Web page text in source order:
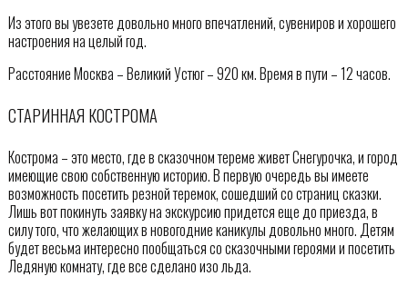
Из этого вы увезете довольно много впечатлений, сувениров и хорошего
настроения на целый год.
Расстояние Москва – Великий Устюг – 920 км. Время в пути – 12 часов.
СТАРИННАЯ КОСТРОМА
Кострома – это место, где в сказочном тереме живет Снегурочка, и город
имеющие свою собственную историю. В первую очередь вы имеете
возможность посетить резной теремок, сошедший со страниц сказки.
Лишь вот покинуть заявку на экскурсию придется еще до приезда, в
силу того, что желающих в новогодние каникулы довольно много. Детям
будет весьма интересно пообщаться со сказочными героями и посетить
Ледяную комнату, где все сделано изо льда.